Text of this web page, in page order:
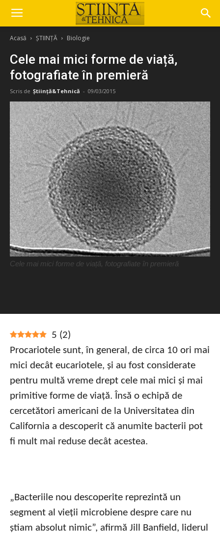
Acasă ȘTIINȚĂ Biologie
Cele mai mici forme de viață,
fotografiate în premieră
Scris de Știință&Tehnică - 09/03/2015
Cele mai mici forme de viață, fotografiate în premieră
5 (2)
Procariotele sunt, în general, de circa 10 ori mai
mici decât eucariotele, și au fost considerate
pentru multă vreme drept cele mai mici și mai
primitive forme de viață. Însă o echipă de
cercetători americani de la Universitatea din
California a descoperit că anumite bacterii pot
fi mult mai reduse decât acestea.
„Bacteriile nou descoperite reprezintă un
segment al vieții microbiene despre care nu
știam absolut nimic”, afirmă Jill Banfield, liderul